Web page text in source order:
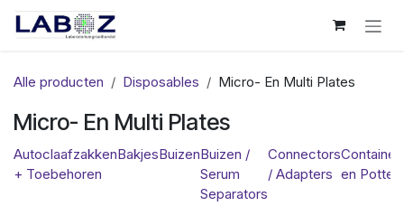
Overslaan naar inhoud
Alle producten Disposables Micro- En Multi Plates
Micro- En Multi Plates
Autoclaafzakken
+ Toebehoren
BakjesBuizenBuizen /
Serum
Separators
Connectors
/ Adapters en Potten